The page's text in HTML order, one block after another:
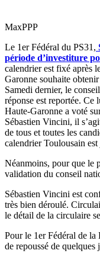
MaxPPP
Le 1er Fédéral du PS31,
période d’investiture
calendrier est fixé après
Garonne souhaite
Samedi dernier, le
réponse est reportée. Ce
Haute-Garonne a voté
Sébastien Vincini, il
de tous et toutes les
calendrier Toulousain
Néanmoins, pour que le
validation du conseil
Sébastien Vincini est
très bien déroulé.
le détail de la circulaire
Pour le 1er Fédéral de la
de repoussé de quelques